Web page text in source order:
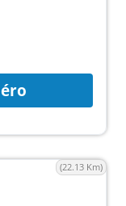
(22.13 Km)